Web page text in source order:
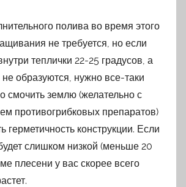
полива во время этого
не требуется, но если
теплички 22-25 градусов, а
образуются, нужно все-таки
смочить землю (желательно с
противогрибковых препаратов)
герметичность конструкции. Если
слишком низкой (меньше 20
плесени у вас скорее всего